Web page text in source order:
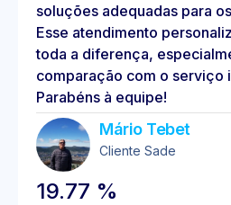
soluções adequadas para
Esse atendimento
toda a diferença,
comparação com o serviço
Parabéns à equipe!
Mário Tebet
Cliente Sade
19.77 %